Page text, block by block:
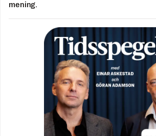
mening.